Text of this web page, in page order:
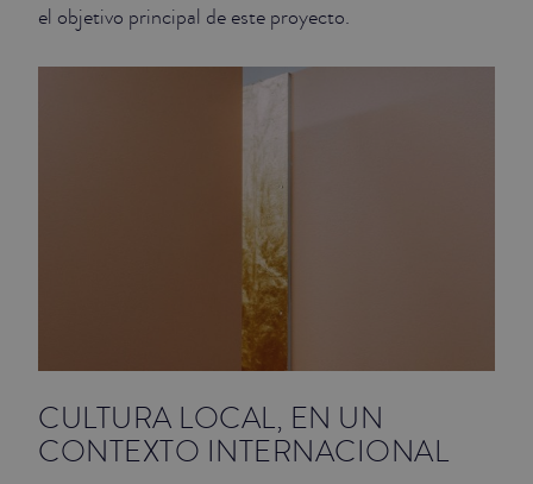
el objetivo principal de este proyecto.
CULTURA LOCAL, EN UN
CONTEXTO INTERNACIONAL